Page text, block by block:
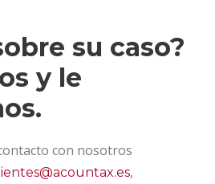
su caso?
y le
con nosotros
,